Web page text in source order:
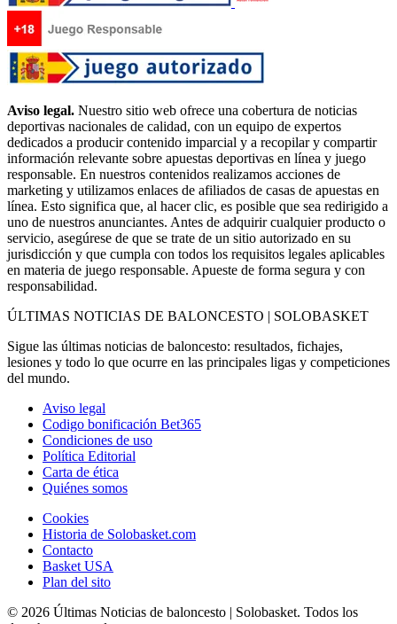
Aviso legal. Nuestro sitio web ofrece una cobertura de noticias
deportivas nacionales de calidad, con un equipo de expertos
dedicados a producir contenido imparcial y a recopilar y compartir
información relevante sobre apuestas deportivas en línea y juego
responsable. En nuestros contenidos realizamos acciones de
marketing y utilizamos enlaces de afiliados de casas de apuestas en
línea. Esto significa que, al hacer clic, es posible que sea redirigido a
uno de nuestros anunciantes. Antes de adquirir cualquier producto o
servicio, asegúrese de que se trate de un sitio autorizado en su
jurisdicción y que cumpla con todos los requisitos legales aplicables
en materia de juego responsable. Apueste de forma segura y con
responsabilidad.
ÚLTIMAS NOTICIAS DE BALONCESTO | SOLOBASKET
Sigue las últimas noticias de baloncesto: resultados, fichajes,
lesiones y todo lo que ocurre en las principales ligas y competiciones
del mundo.
Aviso legal
Codigo bonificación Bet365
Condiciones de uso
Política Editorial
Carta de ética
Quiénes somos
Cookies
Historia de Solobasket.com
Contacto
Basket USA
Plan del sito
© 2026 Últimas Noticias de baloncesto | Solobasket. Todos los